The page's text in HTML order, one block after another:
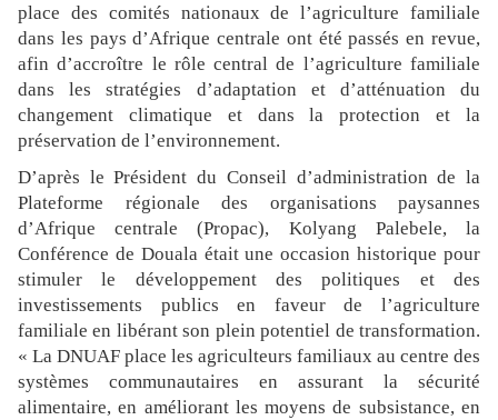
place des comités nationaux de l’agriculture familiale
dans les pays d’Afrique centrale ont été passés en revue,
afin d’accroître le rôle central de l’agriculture familiale
dans les stratégies d’adaptation et d’atténuation du
changement climatique et dans la protection et la
préservation de l’environnement.
D’après le Président du Conseil d’administration de la
Plateforme régionale des organisations paysannes
d’Afrique centrale (Propac), Kolyang Palebele, la
Conférence de Douala était une occasion historique pour
stimuler le développement des politiques et des
investissements publics en faveur de l’agriculture
familiale en libérant son plein potentiel de transformation.
« La DNUAF place les agriculteurs familiaux au centre des
systèmes communautaires en assurant la sécurité
alimentaire, en améliorant les moyens de subsistance, en